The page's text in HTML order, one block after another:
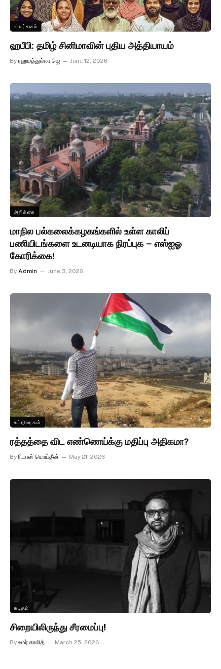
விமர்சனம்
ஹபீபி: தமிழ் சினிமாவின் புதிய அத்தியாயம்
By ரஹமத்துல்லா ஜெ June 12, 2026
அறிக்கை
மாநில பல்கலைக்கழகங்களில் உள்ள காலிப்
பணியிடங்களை உடனடியாக நிரப்புக – எஸ்ஐஓ
கோரிக்கை!
By Admin June 3, 2026
கட்டுரைகள்
ரத்தத்தை விட எண்ணெய்க்கு மதிப்பு அதிகமா?
By ரியாஸ் மொய்தீன் May 21, 2026
கடிதம்
சிறையிலிருந்து சீரமைப்பு!
By உமர் காலித் March 25, 2026